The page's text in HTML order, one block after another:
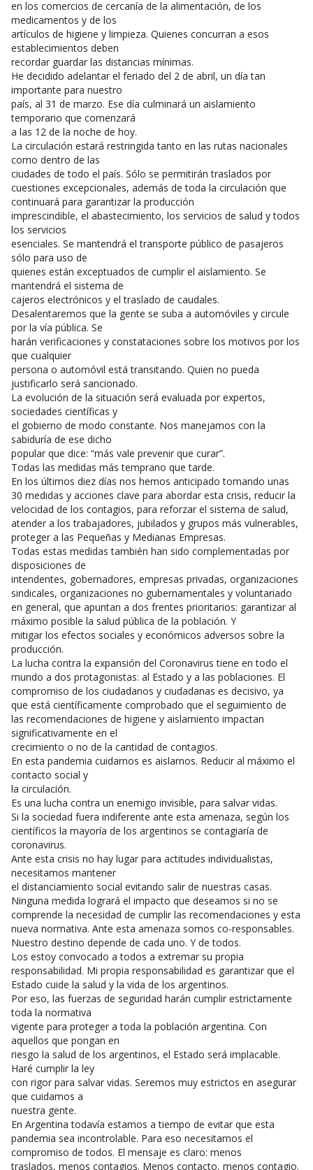
en los comercios de cercanía de la alimentación, de los
medicamentos y de los
artículos de higiene y limpieza. Quienes concurran a esos
establecimientos deben
recordar guardar las distancias mínimas.
He decidido adelantar el feriado del 2 de abril, un día tan
importante para nuestro
país, al 31 de marzo. Ese día culminará un aislamiento
temporario que comenzará
a las 12 de la noche de hoy.
La circulación estará restringida tanto en las rutas nacionales
como dentro de las
ciudades de todo el país. Sólo se permitirán traslados por
cuestiones excepcionales, además de toda la circulación que
continuará para garantizar la producción
imprescindible, el abastecimiento, los servicios de salud y todos
los servicios
esenciales. Se mantendrá el transporte público de pasajeros
sólo para uso de
quienes están exceptuados de cumplir el aislamiento. Se
mantendrá el sistema de
cajeros electrónicos y el traslado de caudales.
Desalentaremos que la gente se suba a automóviles y circule
por la vía pública. Se
harán verificaciones y constataciones sobre los motivos por los
que cualquier
persona o automóvil está transitando. Quien no pueda
justificarlo será sancionado.
La evolución de la situación será evaluada por expertos,
sociedades científicas y
el gobierno de modo constante. Nos manejamos con la
sabiduría de ese dicho
popular que dice: “más vale prevenir que curar”.
Todas las medidas más temprano que tarde.
En los últimos diez días nos hemos anticipado tomando unas
30 medidas y acciones clave para abordar esta crisis, reducir la
velocidad de los contagios, para reforzar el sistema de salud,
atender a los trabajadores, jubilados y grupos más vulnerables,
proteger a las Pequeñas y Medianas Empresas.
Todas estas medidas también han sido complementadas por
disposiciones de
intendentes, gobernadores, empresas privadas, organizaciones
sindicales, organizaciones no gubernamentales y voluntariado
en general, que apuntan a dos frentes prioritarios: garantizar al
máximo posible la salud pública de la población. Y
mitigar los efectos sociales y económicos adversos sobre la
producción.
La lucha contra la expansión del Coronavirus tiene en todo el
mundo a dos protagonistas: al Estado y a las poblaciones. El
compromiso de los ciudadanos y ciudadanas es decisivo, ya
que está científicamente comprobado que el seguimiento de
las recomendaciones de higiene y aislamiento impactan
significativamente en el
crecimiento o no de la cantidad de contagios.
En esta pandemia cuidarnos es aislarnos. Reducir al máximo el
contacto social y
la circulación.
Es una lucha contra un enemigo invisible, para salvar vidas.
Si la sociedad fuera indiferente ante esta amenaza, según los
científicos la mayoría de los argentinos se contagiaría de
coronavirus.
Ante esta crisis no hay lugar para actitudes individualistas,
necesitamos mantener
el distanciamiento social evitando salir de nuestras casas.
Ninguna medida logrará el impacto que deseamos si no se
comprende la necesidad de cumplir las recomendaciones y esta
nueva normativa. Ante esta amenaza somos co-responsables.
Nuestro destino depende de cada uno. Y de todos.
Los estoy convocado a todos a extremar su propia
responsabilidad. Mi propia responsabilidad es garantizar que el
Estado cuide la salud y la vida de los argentinos.
Por eso, las fuerzas de seguridad harán cumplir estrictamente
toda la normativa
vigente para proteger a toda la población argentina. Con
aquellos que pongan en
riesgo la salud de los argentinos, el Estado será implacable.
Haré cumplir la ley
con rigor para salvar vidas. Seremos muy estrictos en asegurar
que cuidamos a
nuestra gente.
En Argentina todavía estamos a tiempo de evitar que esta
pandemia sea incontrolable. Para eso necesitamos el
compromiso de todos. El mensaje es claro: menos
traslados, menos contagios. Menos contacto, menos contagio.